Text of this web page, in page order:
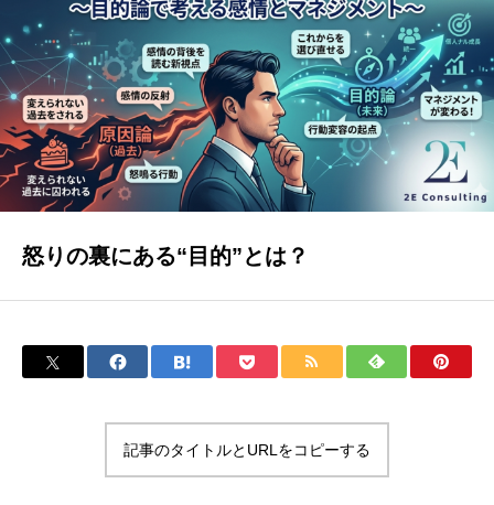
COMPANY
会社概要と代表紹介
怒りの裏にある“目的”とは？
記事のタイトルとURLをコピーする